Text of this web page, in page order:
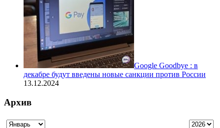
Google Goodbye : в
декабре будут введены новые санкции против России
13.12.2024
Архив